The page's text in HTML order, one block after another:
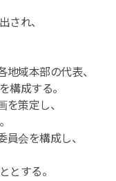
され、
地域本部の代表、
構成する。
を策定し、
員会を構成し、
とする。